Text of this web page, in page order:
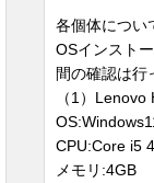
各個体につい
OSインスト
間の確認は行
（1）Lenovo
CPU:Core i5
メモリ:4GB